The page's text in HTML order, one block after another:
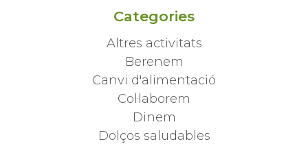
Categories
Altres activitats
Berenem
Canvi d'alimentació
Col·laborem
Dinem
Dolços saludables